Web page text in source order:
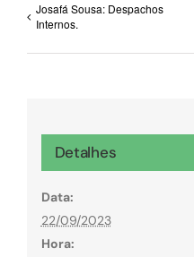
Josafá Sousa: Despachos
Internos.
Detalhes
Data:
22/09/2023
Hora: